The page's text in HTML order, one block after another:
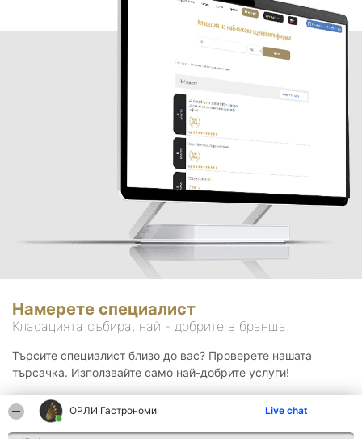
ОРЛИ Гастрономи Live chat
Намерете специалист
Класацията събира, най - добрите в бранша.
Търсите специалист близо до вас? Проверете нашата
търсачка. Използвайте само най-добрите услуги!